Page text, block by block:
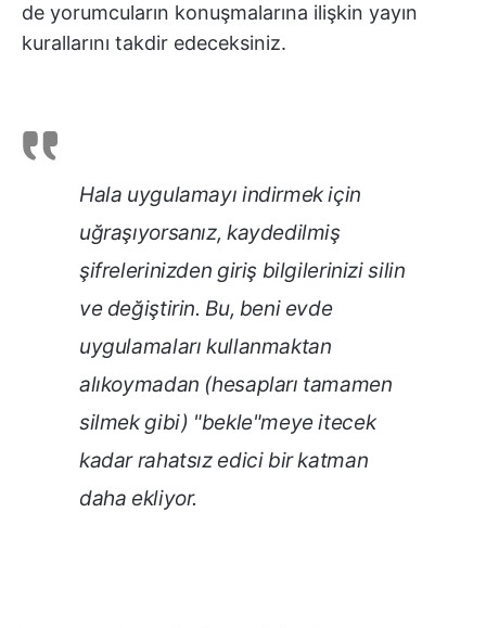
de yorumcuların konuşmalarına ilişkin yayın
kurallarını takdir edeceksiniz.
Hala uygulamayı indirmek için
uğraşıyorsanız, kaydedilmiş
şifrelerinizden giriş bilgilerinizi silin
ve değiştirin. Bu, beni evde
uygulamaları kullanmaktan
alıkoymadan (hesapları tamamen
silmek gibi) "bekle"meye itecek
kadar rahatsız edici bir katman
daha ekliyor.